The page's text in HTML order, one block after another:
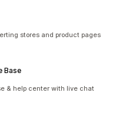
stores and product pages
Base
& help center with live chat